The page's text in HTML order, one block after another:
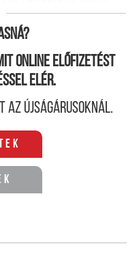
online előfizetést
elér.
az újságárusoknál.